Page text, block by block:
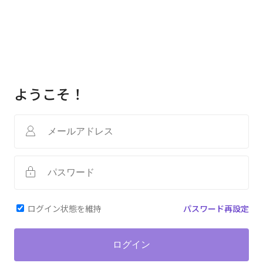
ようこそ！
ログイン状態を維持 パスワード再設定
ログイン